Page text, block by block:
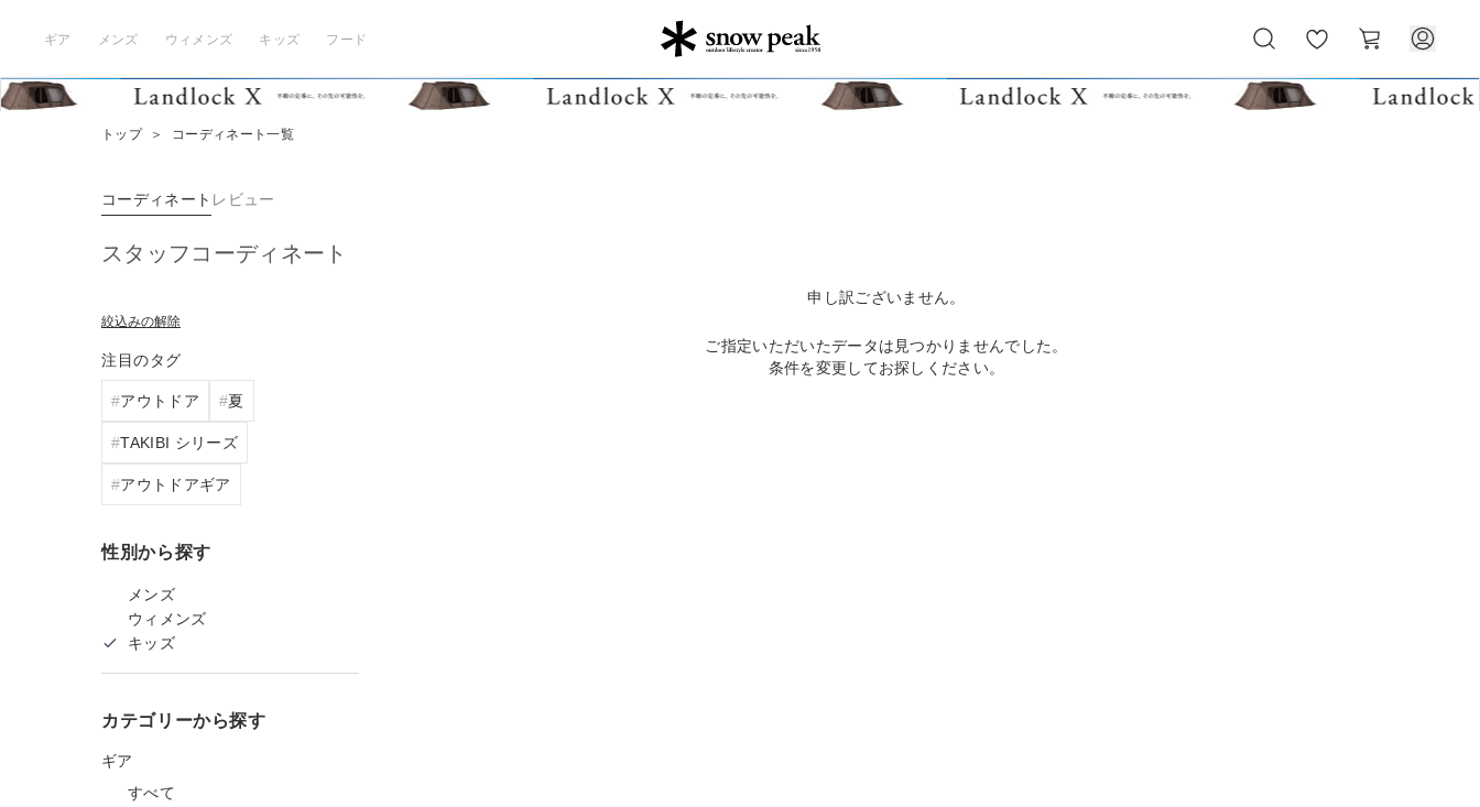
ギア メンズ ウィメンズ キッズ フード
気
に
ー
ト
トップ ＞ コーディネート一覧
コーディネート レビュー
スタッフコーディネート
絞込みの解除
注目のタグ
アウトドア 夏
TAKIBI シリーズ
アウトドアギア
性別から探す
メンズ
ウィメンズ
キッズ
カテゴリーから探す
ギア
すべて
申し訳ございません。
ご指定いただいたデータは見つかりませんでした。
条件を変更してお探しください。